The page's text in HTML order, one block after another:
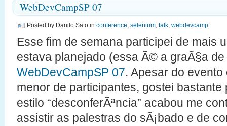
WebDevCampSP 07
Posted by Danilo Sato in conference, selenium, talk, webdevcamp
Esse fim de semana participei de mais
estava planejado (essa Ã© a graÃ§a de
WebDevCampSP 07. Apesar do
menor de participantes, gostei bastante
estilo “desconferÃªncia” acabou me
assistir as palestras do sÃ¡bado e de